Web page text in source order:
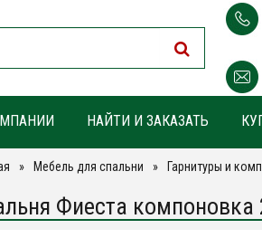
НАЙТИ И ЗАКАЗАТЬ
Мебель для спальни Гарнитуры и
Фиеста компоновка